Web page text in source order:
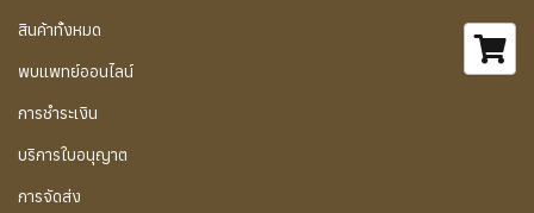
สินค้าทั้งหมด
พบแพทย์ออนไลน์
การชำระเงิน
บริการใบอนุญาต
การจัดส่ง